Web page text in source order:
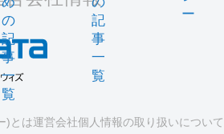
の
記
事
一
覧
記
事
一
覧
ー
)とは運営会社個人情報の取り扱いについて